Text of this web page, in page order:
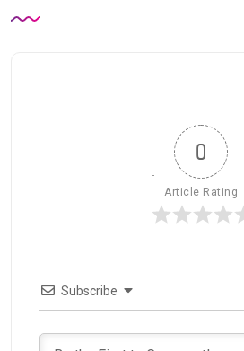
0
Article Rating
Subscribe